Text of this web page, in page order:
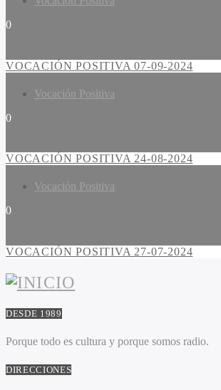
0
VOCACIÓN POSITIVA 07-09-2024
Vocación Positiva
0
VOCACIÓN POSITIVA 24-08-2024
Vocación Positiva
0
VOCACIÓN POSITIVA 27-07-2024
DESDE 1989
Porque todo es cultura y porque somos radio.
DIRECCIONES